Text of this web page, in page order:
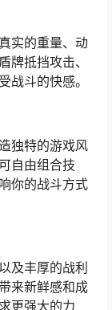
实的重量、动
牌抵挡攻击、
战斗的快感。
独特的游戏风
自由组合技
你的战斗方式
及丰厚的战利
来新鲜感和成
更强大的力